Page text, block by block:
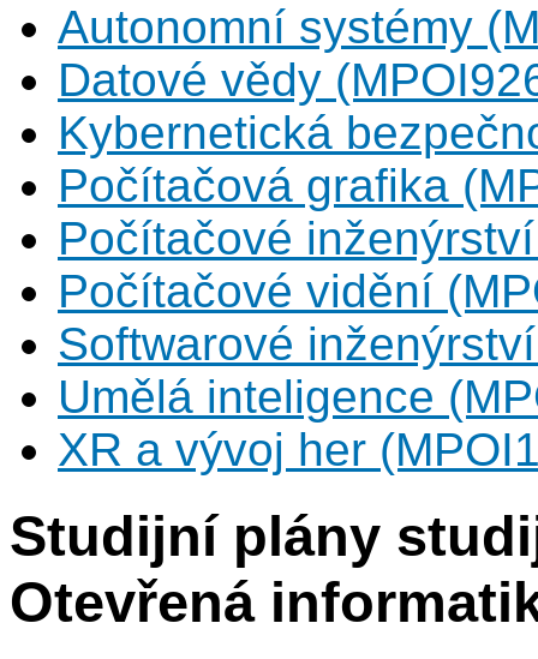
Autonomní systémy
Datové vědy
Kybernetická
Počítačová grafika
Počítačové
Počítačové vidění
Softwarové
Umělá inteligence
XR a vývoj her
Studijní plány
Otevřená